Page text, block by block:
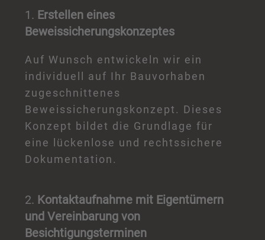
1. Erstellen eines
Beweissicherungskonzeptes
Auf Wunsch entwickeln wir ein
individuell auf Ihr Bauvorhaben
zugeschnittenes
Beweissicherungskonzept. Dieses
Konzept bildet die Grundlage für
eine lückenlose und rechtssichere
Dokumentation.
2. Kontaktaufnahme mit Eigentümern
und Vereinbarung von
Besichtigungsterminen